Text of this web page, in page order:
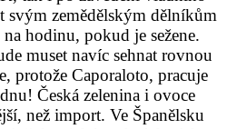
svým zemědělským dělníkům
hodinu, pokud je sežene.
muset navíc sehnat rovnou
protože Caporaloto, pracuje
Česká zelenina i ovoce
než import. Ve Španělsku